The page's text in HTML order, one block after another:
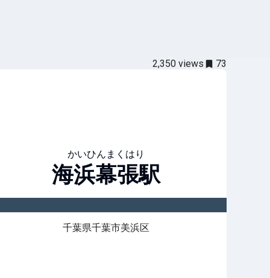
2,350 views 73
かいひんまくはり
海浜幕張駅
千葉県千葉市美浜区